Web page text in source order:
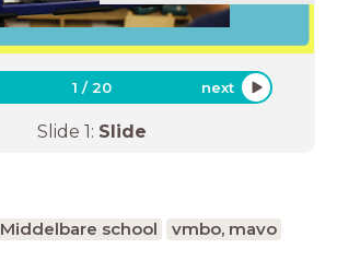
1 /20 next
Slide 1: Slide
Middelbare school
vmbo, mavo